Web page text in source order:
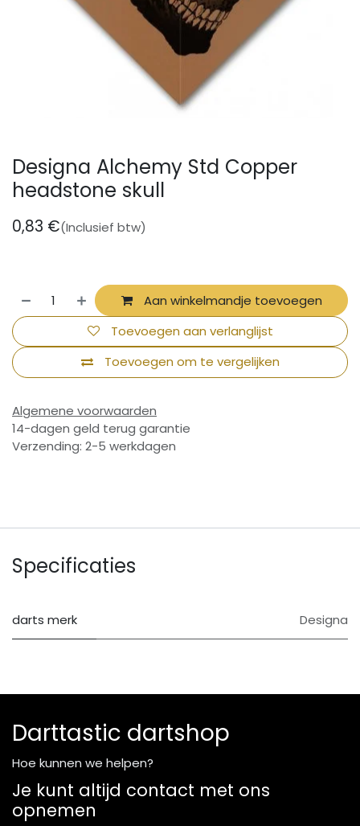
Designa Alchemy Std Copper
headstone skull
0,83 €(Inclusief btw)
Aan winkelmandje toevoegen
Toevoegen om te vergelijken
Toevoegen aan verlanglijst
Algemene voorwaarden
14-dagen geld terug garantie
Verzending: 2-5 werkdagen
Specificaties
darts merk Designa
Darttastic dartshop
Hoe kunnen we helpen?
Je kunt altijd contact met ons
opnemen